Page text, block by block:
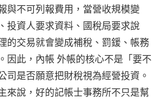
與不可列報費用，當營收規模變
投資人要求資料、國稅局要求說
的交易就會變成補稅、罰鍰、帳務
因此，內帳 外帳的核心不是「要不
司是否願意把財稅視為經營投資。
來說，好的記帳士事務所不只是幫